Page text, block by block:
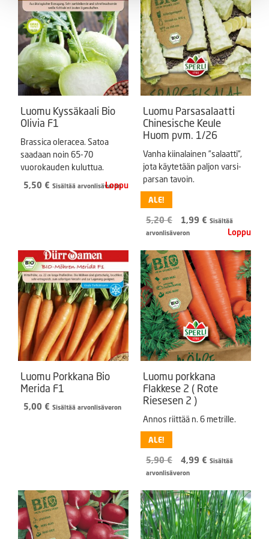
Luomu Kyssäkaali Bio
Olivia F1
Brassica oleracea. Satoa
saadaan noin 65-70
vuorokauden kuluttua.
5,50 € Sisältää arvonlisäveron
Luomu Parsasalaatti
Chinesische Keule
Huom pvm. 1/26
Vanha kiinalainen ”salaatti”,
jota käytetään paljon varsi-
parsan tavoin.
ALE!
5,20€
Alkuperäinen
hinta
5,20 €.
1,99 € Nykyinen
1,99 €.
Sisältää
arvonlisäveron
Luomu Porkkana Bio
Merida F1
5,00 € Sisältää arvonlisäveron
Luomu porkkana
Flakkese 2 ( Rote
Riesesen 2 )
Annos riittää n. 6 metrille.
ALE!
5,90€
Alkuperäinen
hinta
5,90 €.
4,99 € Nykyinen
4,99 €.
Sisältää
arvonlisäveron